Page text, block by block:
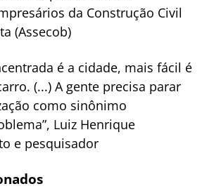
da Construção Civil
(Assecob)
é a cidade, mais fácil é
(...) A gente precisa parar
como sinônimo
Luiz Henrique
e pesquisador